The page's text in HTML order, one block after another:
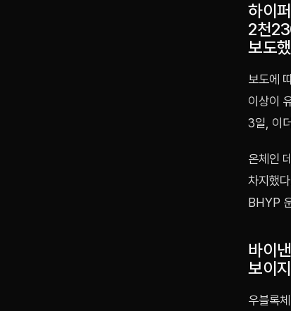
하이
2천
보도
보도에
이상이
3일, 이
온체인
차지했
BHYP
바이
보이
우블록